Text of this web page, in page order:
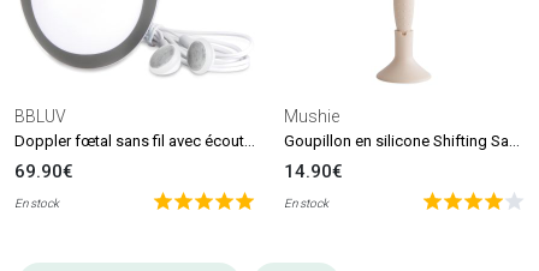
BBLUV
69.90€
En stock
Mushie
14.90€
En stock